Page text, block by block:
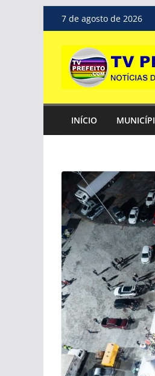
Pular
para
conteúdo
7 de agosto de 2026
INÍCIO